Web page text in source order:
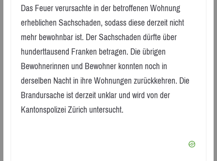
Das Feuer verursachte in der betroffenen Wohnung
erheblichen Sachschaden, sodass diese derzeit nicht
mehr bewohnbar ist. Der Sachschaden dürfte über
hunderttausend Franken betragen. Die übrigen
Bewohnerinnen und Bewohner konnten noch in
derselben Nacht in ihre Wohnungen zurückkehren. Die
Brandursache ist derzeit unklar und wird von der
Kantonspolizei Zürich untersucht.